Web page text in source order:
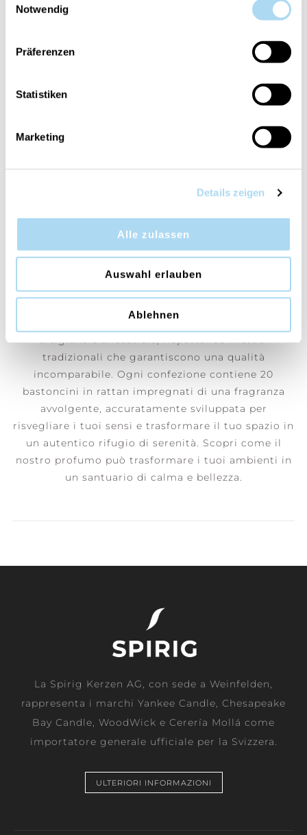
Notwendig
Präferenzen
Statistiken
Marketing
Details zeigen
Alle zulassen
Auswahl erlauben
Ablehnen
Sandalwood & Petitgrain Lime
Una fragranza che sembra fermare il tempo e invita
alla sensualità e alla tranquillità.
artigianale ancestrale, rispettando metodi
tradizionali che garantiscono una qualità
incomparabile. Ogni confezione contiene 20
bastoncini in rattan impregnati di una fragranza
avvolgente, accuratamente sviluppata per
risvegliare i tuoi sensi e trasformare il tuo spazio in
un autentico rifugio di serenità. Scopri come il
nostro profumo può trasformare i tuoi ambienti in
un santuario di calma e bellezza.
La Spirig Kerzen AG, con sede a Weinfelden,
rappresenta i marchi Yankee Candle, Chesapeake
Bay Candle, WoodWick e Cerería Mollá come
importatore generale ufficiale per la Svizzera.
ULTERIORI INFORMAZIONI